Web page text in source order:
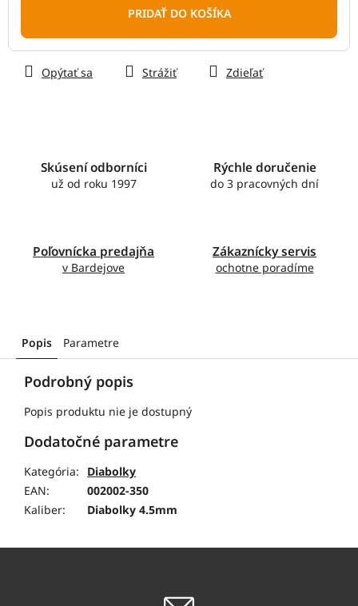
PRIDAŤ DO KOŠÍKA
Opýtať sa Strážiť Zdieľať
Skúsení odborníci
už od roku 1997
Rýchle doručenie
do 3 pracovných dní
Poľovnícka predajňa
v Bardejove
Zákaznícky servis
ochotne poradíme
Popis Parametre
Podrobný popis
Popis produktu nie je dostupný
Dodatočné parametre
Kategória:
Diabolky
EAN:
002002-350
Kaliber: Diabolky 4.5mm